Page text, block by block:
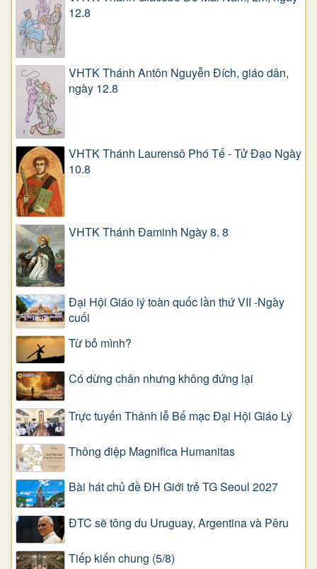
12.8
VHTK Thánh Antôn Nguyễn Ðích, giáo dân,
ngày 12.8
VHTK Thánh Laurensô Phó Tế - Tử Đạo Ngày
10.8
VHTK Thánh Đaminh Ngày 8. 8
Đại Hội Giáo lý toàn quốc lần thứ VII -Ngày
cuối
Từ bỏ mình?
Có dừng chân nhưng không đứng lại
Trực tuyến Thánh lễ Bế mạc Đại Hội Giáo Lý
Thông điệp Magnifica Humanitas
Bài hát chủ đề ĐH Giới trẻ TG Seoul 2027
ĐTC sẽ tông du Uruguay, Argentina và Pêru
Tiếp kiến chung (5/8)